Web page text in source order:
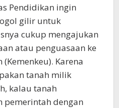
Pendidikan ingin
gilir untuk
cukup mengajukan
atau penguasaan ke
Karena
tanah milik
kalau tanah
pemerintah dengan